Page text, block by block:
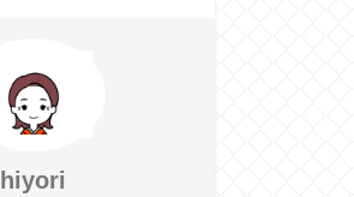
hiyori